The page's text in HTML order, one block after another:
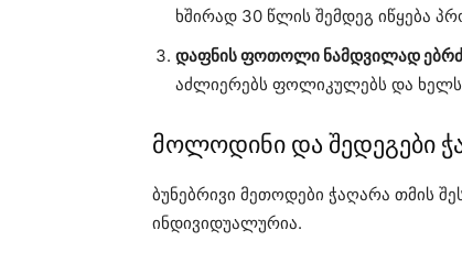
ხშირად 30 წლის შემდეგ იწყება
დაფნის ფოთოლი ნამდვილად
აძლიერებს ფოლიკულებს და ხელს
მოლოდინი და შედეგები
ბუნებრივი მეთოდები ჭაღარა თმის
ინდივიდუალურია.